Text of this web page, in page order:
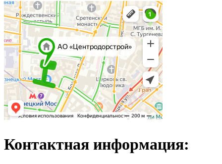
Контактная информация: